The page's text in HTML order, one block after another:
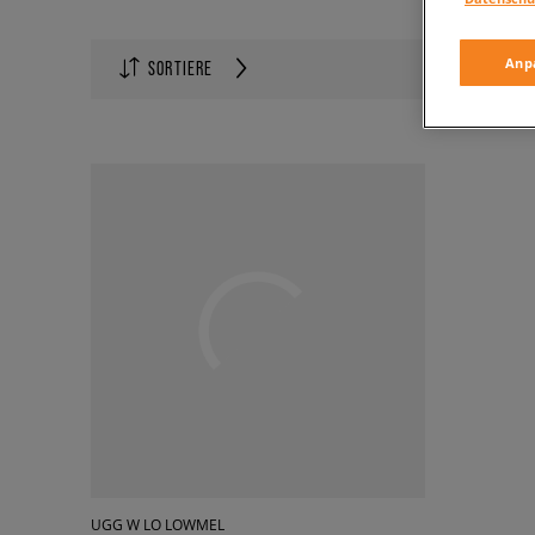
SORTIERE
UGG W LO LOWMEL